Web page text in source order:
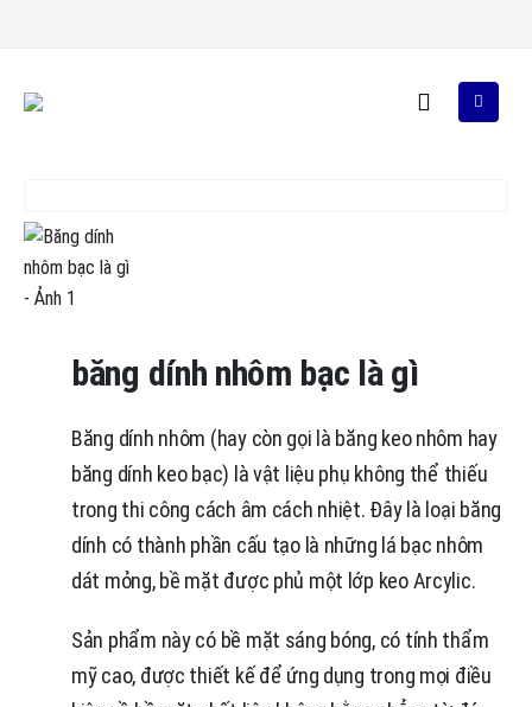
băng dính nhôm bạc là gì
Băng dính nhôm (hay còn gọi là băng keo nhôm hay
băng dính keo bạc) là vật liệu phụ không thể thiếu
trong thi công cách âm cách nhiệt. Đây là loại băng
dính có thành phần cấu tạo là những lá bạc nhôm
dát mỏng, bề mặt được phủ một lớp keo Arcylic.
Sản phẩm này có bề mặt sáng bóng, có tính thẩm
mỹ cao, được thiết kế để ứng dụng trong mọi điều